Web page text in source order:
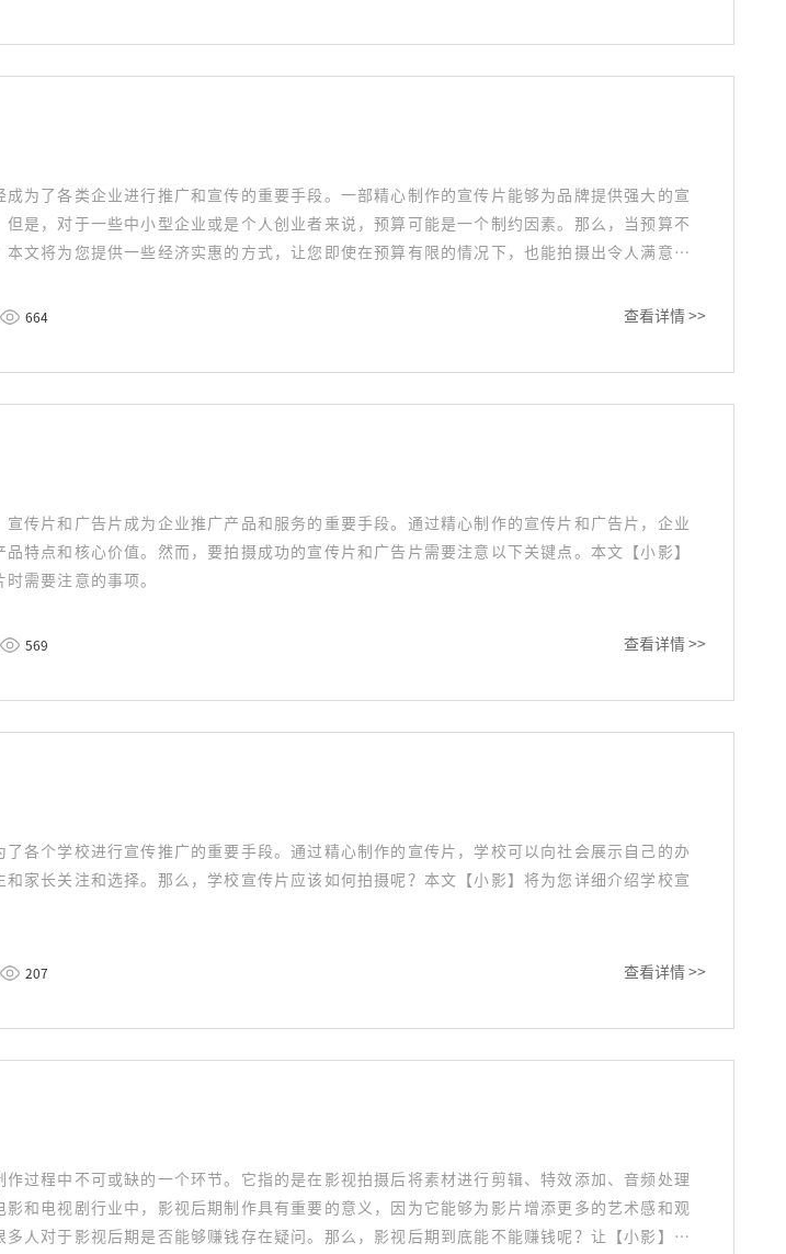
为了各类企业进行推广和宣传的重要手段。一部精心制作的宣传片能够为品牌提供强大的宣
是，对于一些中小型企业或是个人创业者来说，预算可能是一个制约因素。那么，当预算不
文将为您提供一些经济实惠的方式，让您即使在预算有限的情况下，也能拍摄出令人满意的
664 查看详情 >>
传片和广告片成为企业推广产品和服务的重要手段。通过精心制作的宣传片和广告片，企业
特点和核心价值。然而，要拍摄成功的宣传片和广告片需要注意以下关键点。本文【小影】
需要注意的事项。
569 查看详情 >>
各个学校进行宣传推广的重要手段。通过精心制作的宣传片，学校可以向社会展示自己的办
家长关注和选择。那么，学校宣传片应该如何拍摄呢？本文【小影】将为您详细介绍学校宣
207 查看详情 >>
过程中不可或缺的一个环节。它指的是在影视拍摄后将素材进行剪辑、特效添加、音频处理
和电视剧行业中，影视后期制作具有重要的意义，因为它能够为影片增添更多的艺术感和观
人对于影视后期是否能够赚钱存在疑问。那么，影视后期到底能不能赚钱呢？让【小影】来